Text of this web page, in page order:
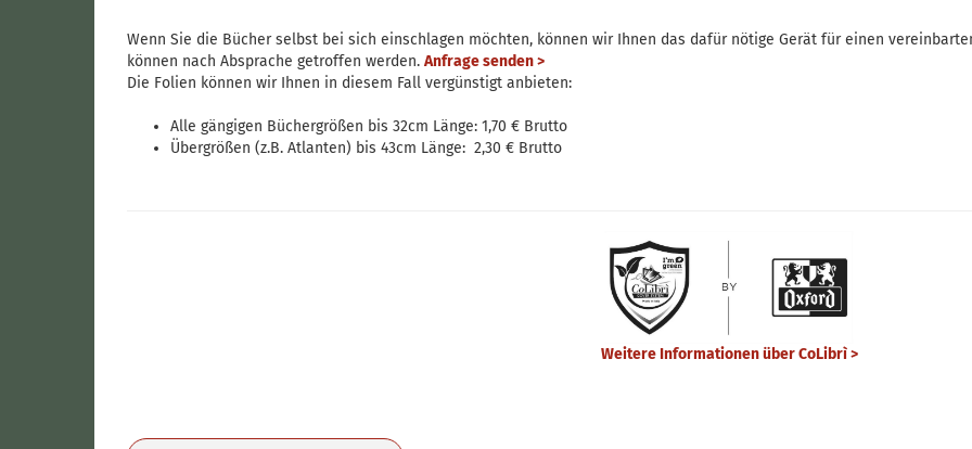
Wenn Sie die Bücher selbst bei sich einschlagen möchten, können wir Ihnen das dafür nötige Gerät für einen
können nach Absprache getroffen werden. Anfrage senden >
Die Folien können wir Ihnen in diesem Fall vergünstigt anbieten:
Alle gängigen Büchergrößen bis 32cm Länge: 1,70 € Brutto
Übergrößen (z.B. Atlanten) bis 43cm Länge: 2,30 € Brutto
Weitere Informationen über CoLibrì >